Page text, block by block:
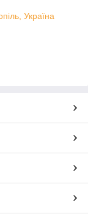
Україна